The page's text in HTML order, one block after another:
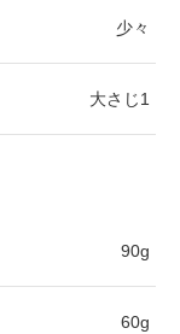
少々
大さじ1
90g
60g